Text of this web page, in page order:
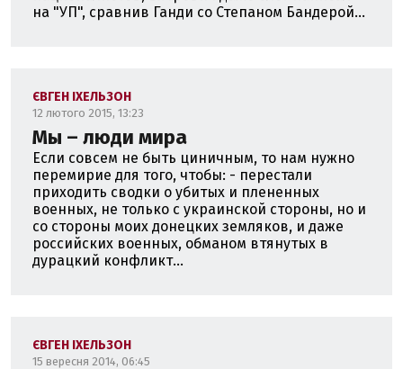
на "УП", сравнив Ганди со Степаном Бандерой...
ЄВГЕН ІХЕЛЬЗОН
12 лютого 2015, 13:23
Мы – люди мира
Если совсем не быть циничным, то нам нужно
перемирие для того, чтобы: - перестали
приходить сводки о убитых и плененных
военных, не только с украинской стороны, но и
со стороны моих донецких земляков, и даже
российских военных, обманом втянутых в
дурацкий конфликт...
ЄВГЕН ІХЕЛЬЗОН
15 вересня 2014, 06:45